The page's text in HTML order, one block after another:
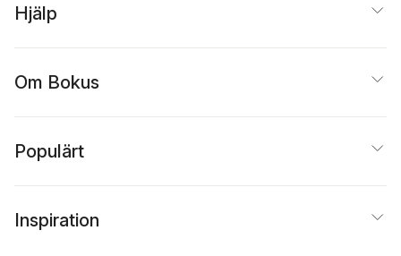
Hjälp
Om Bokus
Populärt
Inspiration